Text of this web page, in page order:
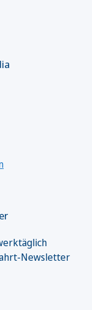
Newsletter